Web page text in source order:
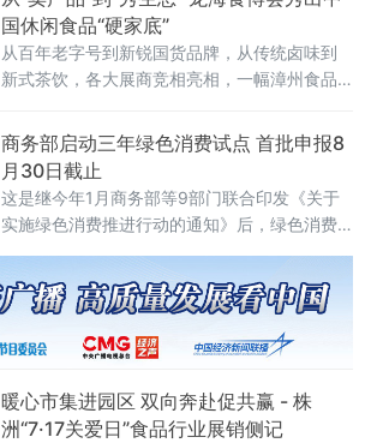
厦门市外办和厦门市商务局指导下，由外图
（厦门）文化传播有限公司和厦门老字号协会
共同承办。
国休闲食品“硬家底”
从百年老字号到新锐国货品牌，从传统卤味到
新式茶饮，各大展商竞相亮相，一幅漳州食品
经济新闻联播深入展会一线，记录这场食品盛
宴的精彩瞬间
商务部启动三年绿色消费试点 首批申报8
月30日截止
这是继今年1月商务部等9部门联合印发《关于
实施绿色消费推进行动的通知》后，绿色消费
顶层设计迈入地方实践阶段。试点聚焦七大任
务 探索“四类创新”通知明确，试点工作坚持问
题导向、目标导向、效果导向，聚焦绿色消费
重点领域和关
暖心市集进园区 双向奔赴促共赢 - 株
洲“7·17关爱日”食品行业展销侧记